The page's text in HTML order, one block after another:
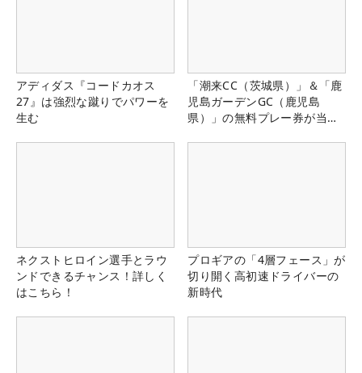
アディダス『コードカオス
27』は強烈な蹴りでパワーを
生む
「潮来CC（茨城県）」＆「鹿
児島ガーデンGC（鹿児島
県）」の無料プレー券が当た
ネクストヒロイン選手とラウ
ンドできるチャンス！詳しく
はこちら！
プロギアの「4層フェース」が
切り開く高初速ドライバーの
新時代